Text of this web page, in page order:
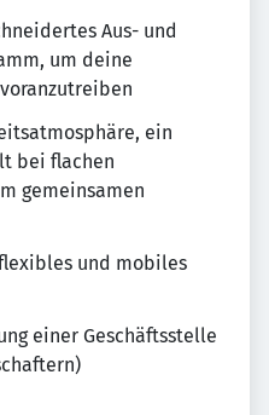
Aus- und
um deine
ein
bei flachen
gemeinsamen
und mobiles
einer Geschäftsstelle